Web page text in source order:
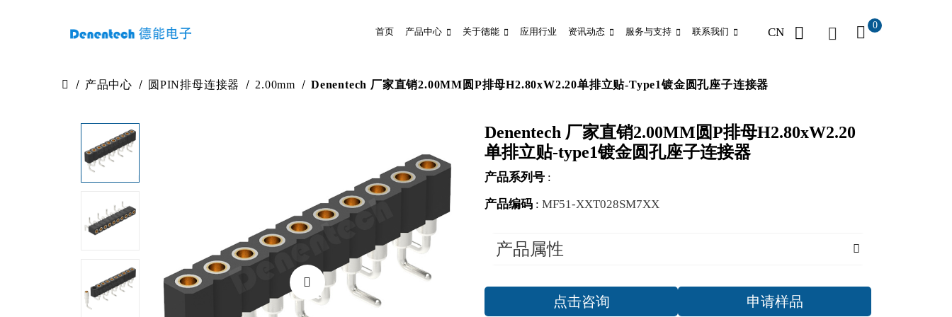
首页 产品中心 关于德能 应用行业 资讯动态 服务与支持 联系我们 CN
0
产品中心 圆PIN排母连接器 2.00mm Denentech 厂家直销2.00MM圆P排母H2.80xW2.20单排立贴-Type1镀金圆孔座子连接器
Denentech 厂家直销2.00MM圆P排母H2.80xW2.20
单排立贴-type1镀金圆孔座子连接器
产品系列号 :
产品编码 : MF51-XXT028SM7XX
产品属性
点击咨询 申请样品